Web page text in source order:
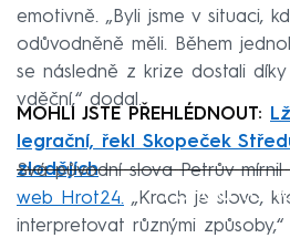
emotivně. „Byli jsme v situaci,
odůvodněně měli. Během
se následně z krize dostali
vděční,“ dodal.
MOHLI JSTE PŘEHLÉDNOUT:
legrační, řekl Skopeček
zlodějích
Failed to
Svá původní slova Petrův
web Hrot24. „Krach je slovo,
interpretovat různými